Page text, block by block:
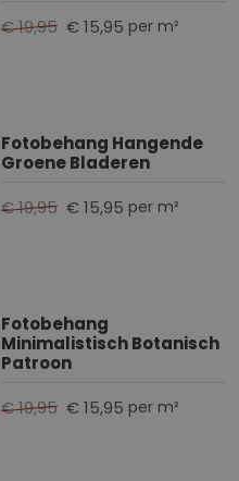
€ 15,95 per m²
€ 19,95
Fotobehang Hangende
Groene Bladeren
€ 15,95 per m²
€ 19,95
Fotobehang
Minimalistisch Botanisch
Patroon
€ 15,95 per m²
€ 19,95